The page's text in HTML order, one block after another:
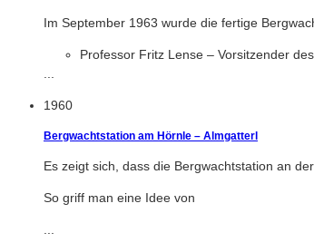
Im September 1963 wurde die fertige
Professor Fritz Lense – Vorsitzender des
1960
Bergwachtstation am Hörnle – Almgatterl
Es zeigt sich, dass die Bergwachtstation an
So griff man eine Idee von